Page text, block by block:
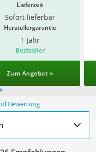
Lieferzeit
Sofort lieferbar
Herstellergarantie
1 Jahr
Bestseller
Zum Angebot »
Bewertung